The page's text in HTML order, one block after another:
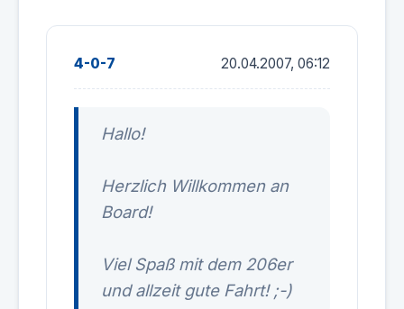
4-0-7 20.04.2007, 06:12
Hallo!
Herzlich Willkommen an
Board!
Viel Spaß mit dem 206er
und allzeit gute Fahrt! ;-)